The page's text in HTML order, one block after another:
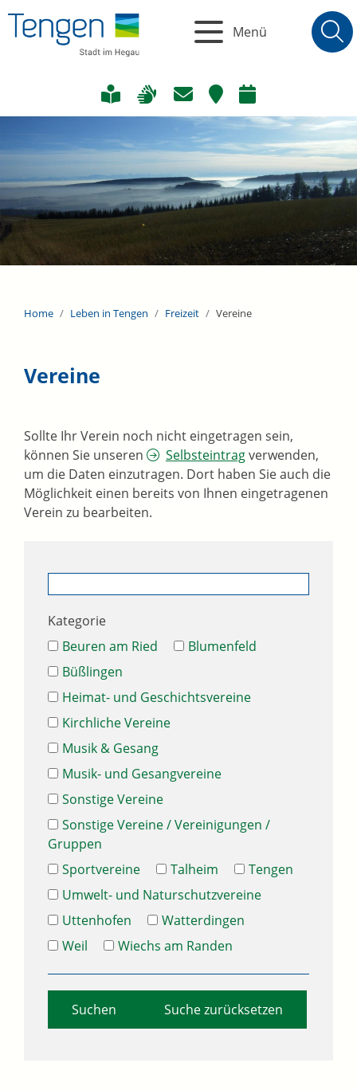
Menü
Home Leben in Tengen Freizeit Vereine
Vereine
Sollte Ihr Verein noch nicht eingetragen sein,
können Sie unseren
Selbsteintragverwenden,
um die Daten einzutragen. Dort haben Sie auch die
Möglichkeit einen bereits von Ihnen eingetragenen
Verein zu bearbeiten.
Kategorie
Beuren am Ried
Blumenfeld
Büßlingen
Heimat- und Geschichtsvereine
Kirchliche Vereine
Musik & Gesang
Musik- und Gesangvereine
Sonstige Vereine
Sonstige Vereine / Vereinigungen /
Gruppen
Sportvereine
Talheim
Tengen
Umwelt- und Naturschutzvereine
Uttenhofen
Watterdingen
Weil
Wiechs am Randen
Suche zurücksetzen